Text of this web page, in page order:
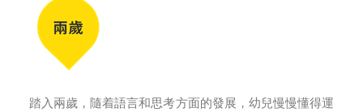
踏入兩歲，隨着語言和思考方面的發展，幼兒慢慢懂得運